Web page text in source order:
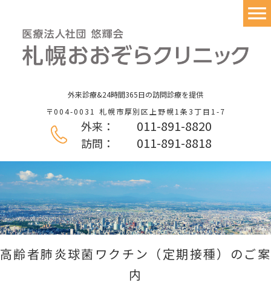
外来診療&24時間365日の訪問診療を提供
〒004-0031
札幌市厚別区上野幌1条3丁目1-7
外来： 011-891-8820
訪問： 011-891-8818
高齢者肺炎球菌ワクチン（定期接種）のご案
内